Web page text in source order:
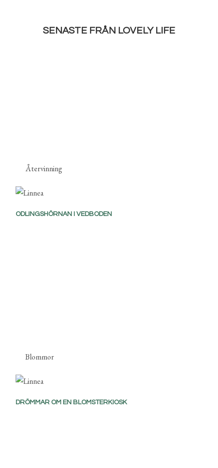
SENASTE FRÅN LOVELY LIFE
Återvinning
ODLINGSHÖRNAN I VEDBODEN
Blommor
DRÖMMAR OM EN BLOMSTERKIOSK